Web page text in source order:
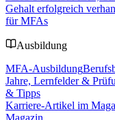
Gehalt erfolgreich
für MFAs
Ausbildung
MFA-Ausbildung
Jahre, Lernfelder &
& Tipps
Karriere-Artikel im
Magazin